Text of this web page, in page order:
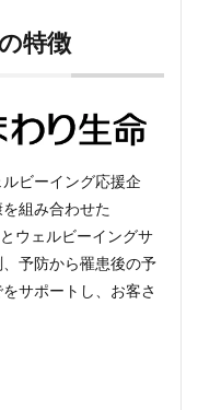
特徴
ビーイング応援企
組み合わせた
ウェルビーイングサ
予防から罹患後の予
サポートし、お客さ